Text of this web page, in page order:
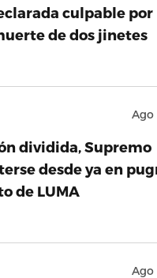
culpable por
de dos jinetes
Ago
dividida, Supremo
desde ya en
de LUMA
Ago